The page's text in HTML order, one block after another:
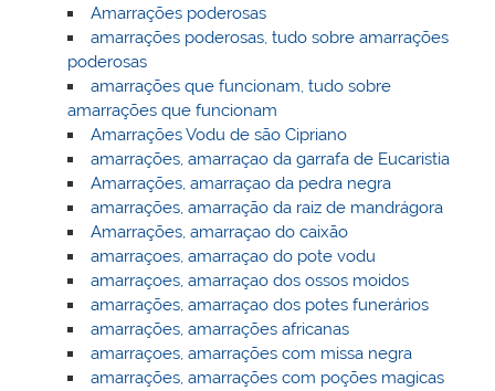
Amarrações poderosas
amarrações poderosas, tudo sobre amarrações
poderosas
amarrações que funcionam, tudo sobre
amarrações que funcionam
Amarrações Vodu de são Cipriano
amarrações, amarraçao da garrafa de Eucaristia
Amarrações, amarraçao da pedra negra
amarrações, amarração da raiz de mandrágora
Amarrações, amarraçao do caixão
amarraçoes, amarraçao do pote vodu
amarraçoes, amarraçao dos ossos moidos
amarrações, amarraçao dos potes funerários
amarrações, amarrações africanas
amarraçoes, amarrações com missa negra
amarrações, amarrações com poções magicas